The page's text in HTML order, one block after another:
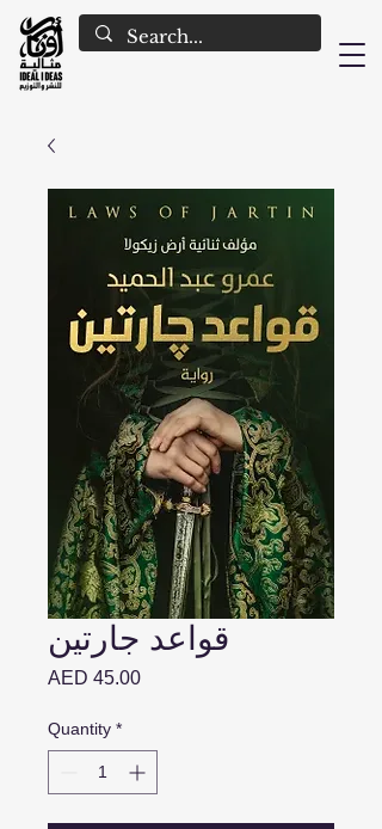
قواعد جارتين
AED 45.00Price
Quantity *